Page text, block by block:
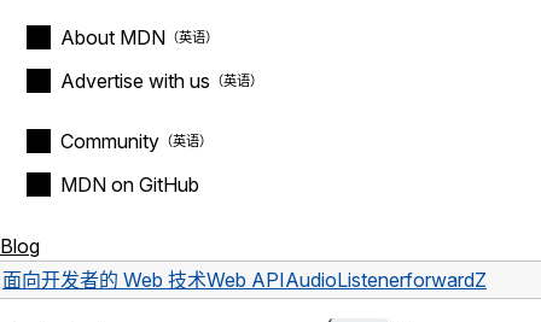
About MDN
Advertise with us
Community
MDN on GitHub
Blog
面向开发者的 Web 技术Web APIAudioListenerforwardZ